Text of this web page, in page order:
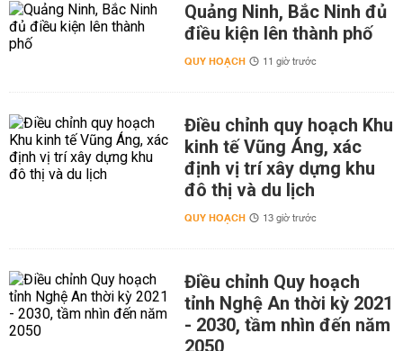
Quảng Ninh, Bắc Ninh đủ
điều kiện lên thành phố
QUY HOẠCH 11 giờ trước
Điều chỉnh quy hoạch Khu
kinh tế Vũng Áng, xác
định vị trí xây dựng khu
đô thị và du lịch
QUY HOẠCH 13 giờ trước
Điều chỉnh Quy hoạch
tỉnh Nghệ An thời kỳ 2021
- 2030, tầm nhìn đến năm
2050